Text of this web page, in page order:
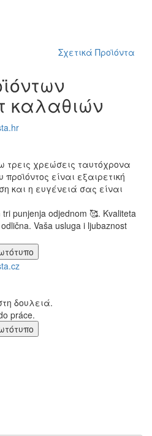
Σχετικά Προϊόντα
καλαθιών
χρεώσεις ταυτόχρονα
προϊόντος είναι εξαιρετική
και η ευγένειά σας είναι
punjenja odjednom 🥰. Kvaliteta
Vaša usluga i ljubaznost
δουλειά.
práce.